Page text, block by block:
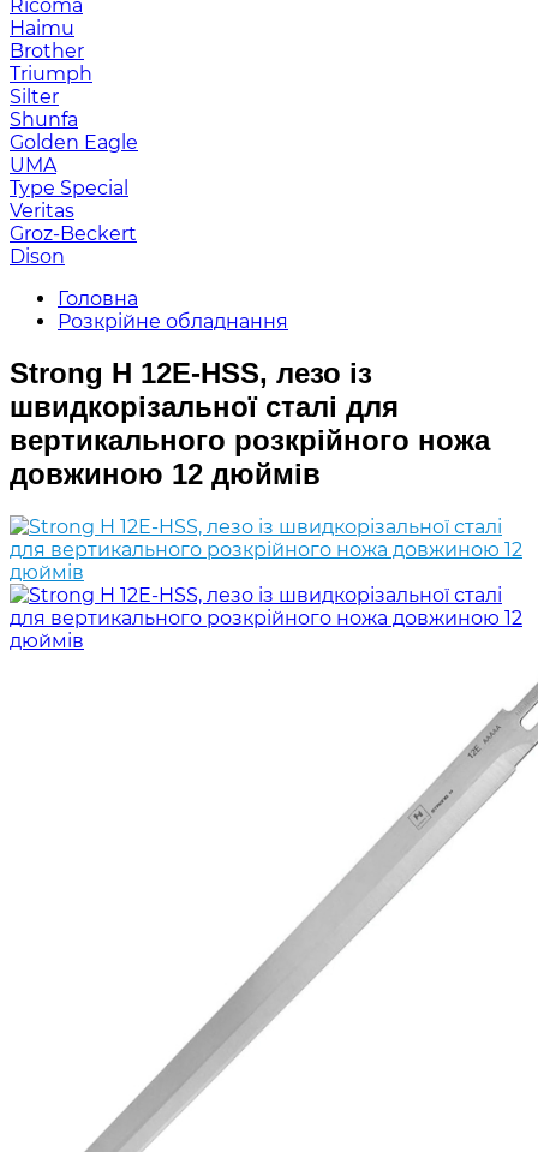
Ricoma
Haimu
Brother
Triumph
Silter
Shunfa
Golden Eagle
UMA
Type Special
Veritas
Groz-Beckert
Dison
Головна
Розкрійне обладнання
Strong H 12E-HSS, лезо із
швидкорізальної сталі для
вертикального розкрійного ножа
довжиною 12 дюймів